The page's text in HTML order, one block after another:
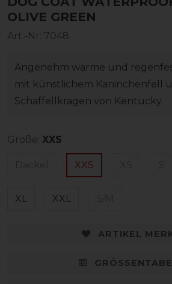
OLIVE GREEN
Art.-Nr: 7048
Angenehm warme und
mit künstlichem Kaninchenfell
Schaffellkragen von Kentucky
Größe: XXS
XXS
XL XXL
ARTIKEL